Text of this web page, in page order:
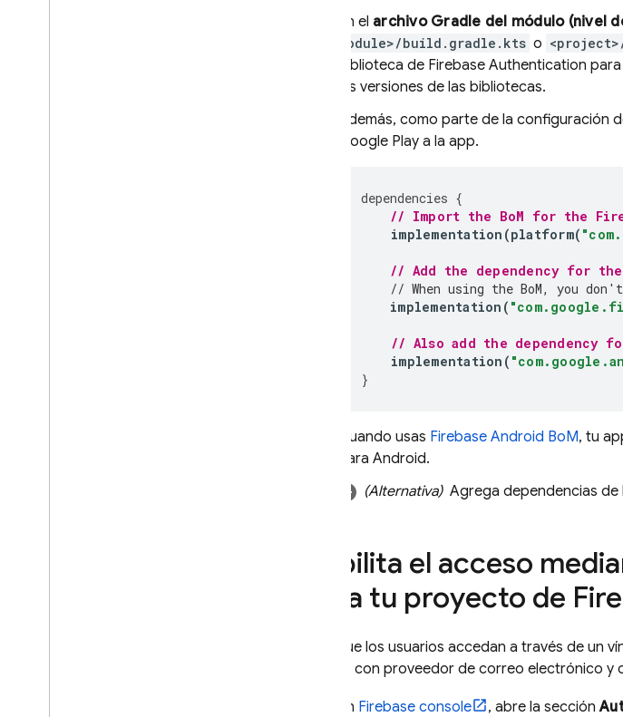
En el archivo Gradle del módulo (nivel
module>/build.gradle.kts o
biblioteca de Firebase Authentication
las versiones de las bibliotecas.
Además, como parte de la configuración
Google Play a la app.
dependencies {
// Import the BoM for the
implementation (platform(
// Add the dependency for the
// When using the BoM, you
implementation (
// Also add the dependency
implementation (
}
Cuando usas Firebase Android BoM, tu
para Android.
(Alternativa)Agrega dependencias de
Habilita el acceso
para tu proyecto de
Para que los usuarios accedan a través de
acceso con proveedor de correo electrónico
En Firebase console , abre la sección